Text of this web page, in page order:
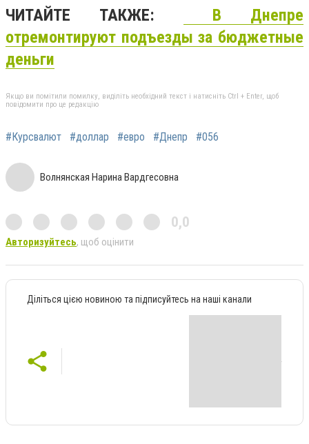
ЧИТАЙТЕ ТАКЖЕ:
В Днепре
отремонтируют подъезды за бюджетные
деньги
Якщо ви помітили помилку, виділіть необхідний текст і натисніть Ctrl + Enter, щоб
повідомити про це редакцію
#Курсвалют #доллар #евро #Днепр #056
Волнянская Нарина Вардгесовна
0,0
Авторизуйтесь, щоб оцінити
Діліться цією новиною та підписуйтесь на наші канали